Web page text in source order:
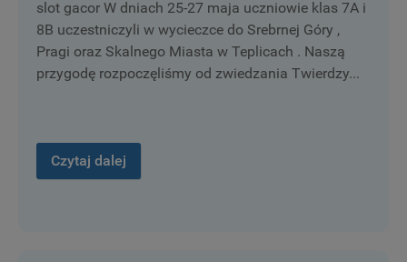
slot gacor W dniach 25-27 maja uczniowie klas 7A i
8B uczestniczyli w wycieczce do Srebrnej Góry ,
Pragi oraz Skalnego Miasta w Teplicach . Naszą
przygodę rozpoczęliśmy od zwiedzania Twierdzy...
Czytaj dalej